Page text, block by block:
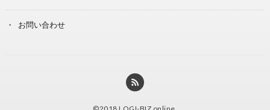
お問い合わせ